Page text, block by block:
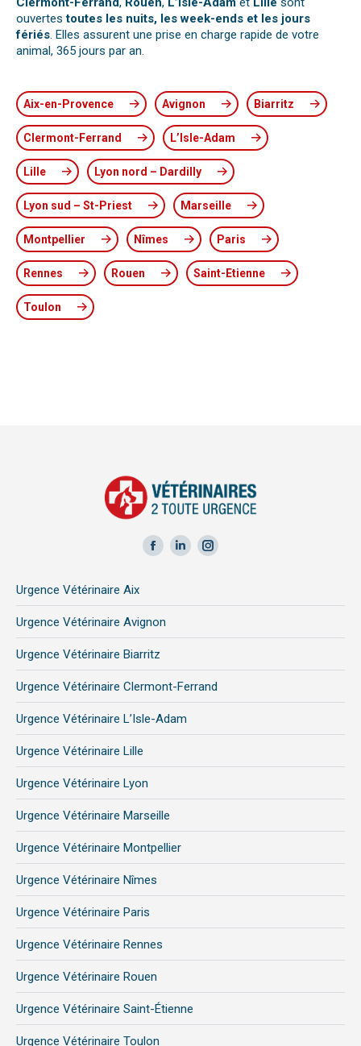
ouvertestoutes les nuits, les week-ends et les jours
fériés. Elles assurent une prise en charge rapide de votre
animal, 365 jours par an.
Aix-en-Provence Avignon Biarritz
Clermont-Ferrand L’Isle-Adam
Lille Lyon nord – Dardilly
Lyon sud – St-Priest Marseille
Montpellier Nîmes Paris
Rennes Rouen Saint-Etienne
Toulon
Facebook
in
new
window
LinkedIn
new
Instagram
new
Urgence Vétérinaire Aix
Urgence Vétérinaire Avignon
Urgence Vétérinaire Biarritz
Urgence Vétérinaire Clermont-Ferrand
Urgence Vétérinaire L’Isle-Adam
Urgence Vétérinaire Lille
Urgence Vétérinaire Lyon
Urgence Vétérinaire Marseille
Urgence Vétérinaire Montpellier
Urgence Vétérinaire Nîmes
Urgence Vétérinaire Paris
Urgence Vétérinaire Rennes
Urgence Vétérinaire Rouen
Urgence Vétérinaire Saint-Étienne
Urgence Vétérinaire Toulon